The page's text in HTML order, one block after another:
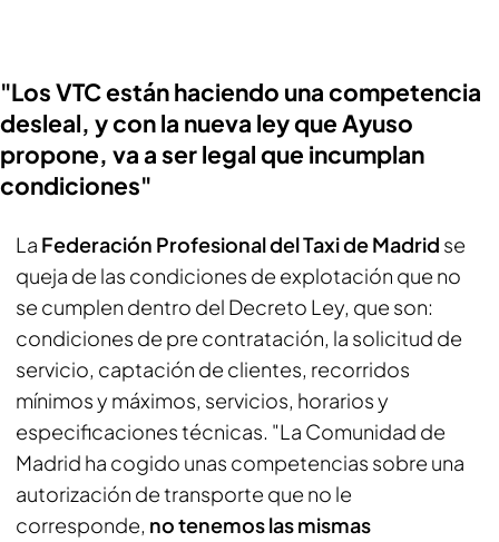
"Los VTC están haciendo una competencia
desleal, y con la nueva ley que Ayuso
propone, va a ser legal que incumplan
condiciones"
La Federación Profesional del Taxi de Madrid se
queja de las condiciones de explotación que no
se cumplen dentro del Decreto Ley, que son:
condiciones de pre contratación, la solicitud de
servicio, captación de clientes, recorridos
mínimos y máximos, servicios, horarios y
especificaciones técnicas. "La Comunidad de
Madrid ha cogido unas competencias sobre una
autorización de transporte que no le
corresponde, no tenemos las mismas